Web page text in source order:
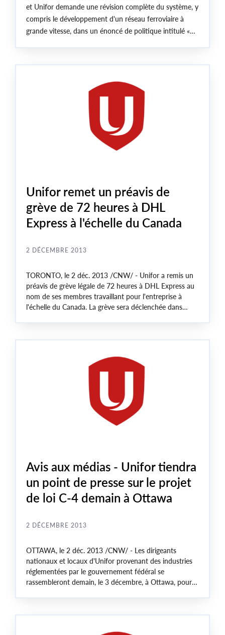
et Unifor demande une révision complète du système, y
compris le développement d'un réseau ferroviaire à
grande vitesse, dans un énoncé de politique intitulé «
Unifor remet un préavis de
grève de 72 heures à DHL
Express à l'échelle du Canada
2 DÉCEMBRE 2013
TORONTO, le 2 déc. 2013 /CNW/ - Unifor a remis un
préavis de grève légale de 72 heures à DHL Express au
nom de ses membres travaillant pour l'entreprise à
l'échelle du Canada. La grève sera déclenchée dans
d'ici le 5 décembre 2013.
Avis aux médias - Unifor tiendra
un point de presse sur le projet
de loi C-4 demain à Ottawa
2 DÉCEMBRE 2013
OTTAWA, le 2 déc. 2013 /CNW/ - Les dirigeants
nationaux et locaux d'Unifor provenant des industries
réglementées par le gouvernement fédéral se
rassembleront demain, le 3 décembre, à Ottawa, pour
Harper propose dans son projet de loi C-4. Unifor